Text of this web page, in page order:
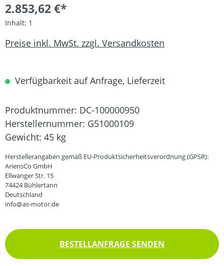
2.853,62 €*
Inhalt: 1
Preise inkl. MwSt. zzgl. Versandkosten
Verfügbarkeit auf Anfrage, Lieferzeit
Produktnummer: DC-100000950
Herstellernummer: G51000109
Gewicht: 45 kg
Herstellerangaben gemäß EU-Produktsicherheitsverordnung (GPSR):
AriensCo GmbH
Ellwanger Str. 15
74424 Bühlertann
Deutschland
info@as-motor.de
BESTELLANFRAGE SENDEN